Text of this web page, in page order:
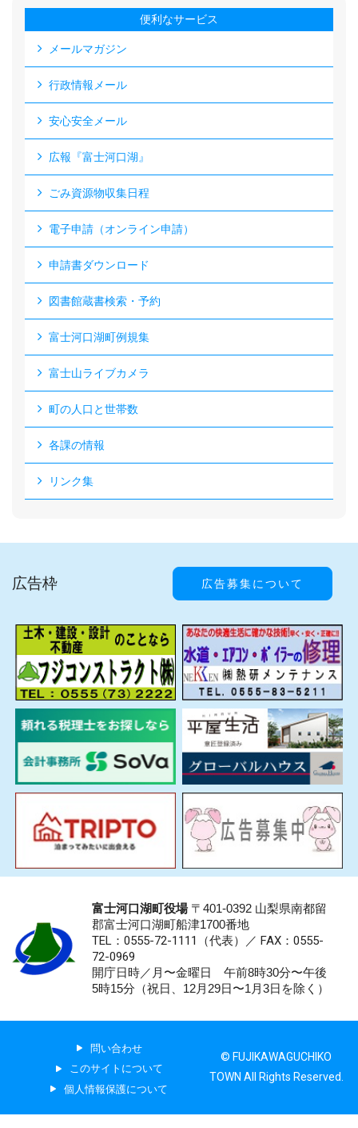
便利なサービス
メールマガジン
行政情報メール
安心安全メール
広報『富士河口湖』
ごみ資源物収集日程
電子申請（オンライン申請）
申請書ダウンロード
図書館蔵書検索・予約
富士河口湖町例規集
富士山ライブカメラ
町の人口と世帯数
各課の情報
リンク集
広告枠 広告募集について
富士河口湖町役場〒401-0392 山梨県南都留
郡富士河口湖町船津1700番地
TEL：0555-72-1111 （代表）／ FAX：0555-
72-0969
開庁日時／月〜金曜日 午前8時30分〜午後
5時15分（祝日、12月29日〜1月3日を除く）
問い合わせ
このサイトについて
個人情報保護について
© FUJIKAWAGUCHIKO
TOWN All Rights Reserved.